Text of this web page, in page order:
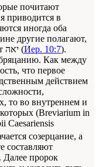
иногда оба
другие полагают,
что יה собственно значит благолепие, от יאה (Иер. 10:7).
Как между
что первое
действием
то во внутреннем и
(Breviarium in
Caesariensis
созерцание, а
составляют
Далее пророк